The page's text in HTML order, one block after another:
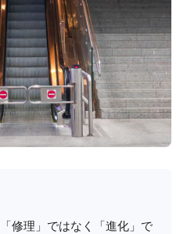
修理」ではなく「進化」で